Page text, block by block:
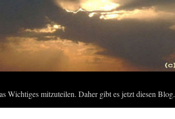
Wichtiges mitzuteilen. Daher gibt es jetzt diesen Blog.